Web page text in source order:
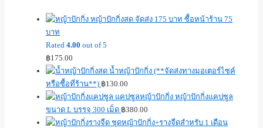
หญ้าปักกิ่งสด จัดส่ง 175 บาท ซื้อหน้าร้าน 75
บาท
Rated 4.00 out of 5
฿175.00
น้ำหญ้าปักกิ่ง (**จัดส่งทางมอเตอร์ไซค์
หรือซื้อที่ร้าน**) ฿130.00
หญ้าปักกิ่งแคปซูล
ขนาด L บรรจุ 300 เม็ด ฿380.00
ชุดหญ้าปักกิ่ง+รางจืดสำหรับ 1 เดือน